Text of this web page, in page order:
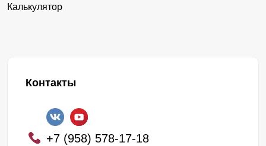
Калькулятор
Контакты
+7 (958) 578-17-18